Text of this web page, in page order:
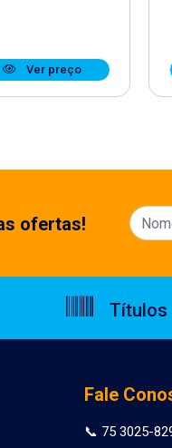
Ver preço
ofertas!
Títulos
Fale
📞 75 3025-